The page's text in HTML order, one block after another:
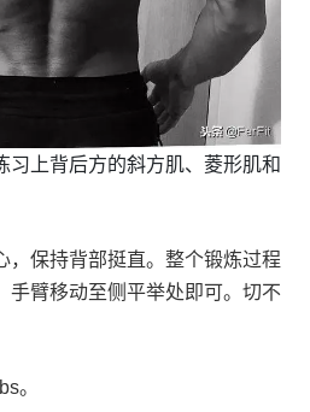
习上背后方的斜方肌、菱形肌和
，保持背部挺直。整个锻炼过程
手臂移动至侧平举处即可。切不
。